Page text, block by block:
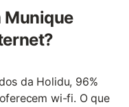
Munique
da Holidu, 96%
wi-fi. O que